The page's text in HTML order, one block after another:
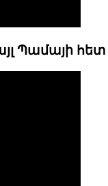
Պամայի հետ